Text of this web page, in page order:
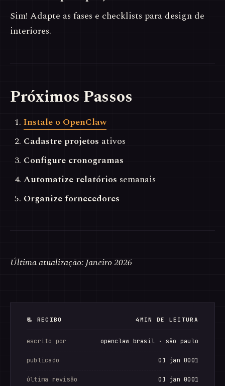
Sim! Adapte as fases e checklists para design de
interiores.
Próximos Passos
Instale o OpenClaw
Cadastre projetos ativos
Configure cronogramas
Automatize relatórios semanais
Organize fornecedores
Última atualização: Janeiro 2026
📃 RECIBO 4MIN DE LEITURA
escrito por openclaw brasil · são paulo
publicado 01 jan 0001
última revisão 01 jan 0001